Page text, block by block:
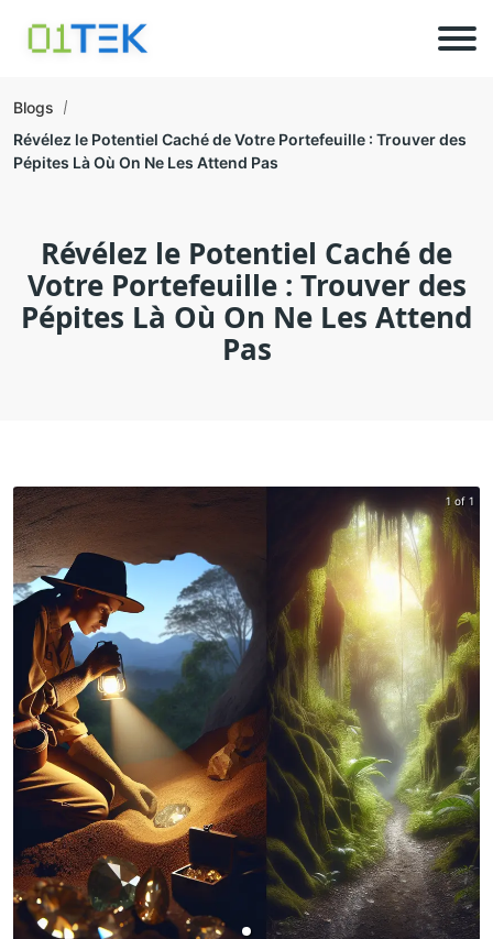
Blogs
Révélez le Potentiel Caché de Votre Portefeuille : Trouver des
Pépites Là Où On Ne Les Attend Pas
Révélez le Potentiel Caché de
Votre Portefeuille : Trouver des
Pépites Là Où On Ne Les Attend
Pas
1 of 1